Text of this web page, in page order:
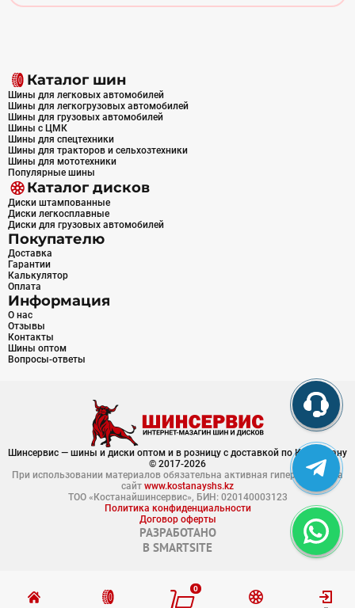
0
Каталог шин
Шины для легковых автомобилей
Шины для легкогрузовых автомобилей
Шины для грузовых автомобилей
Шины с ЦМК
Шины для спецтехники
Шины для тракторов и сельхозтехники
Шины для мототехники
Популярные шины
Каталог дисков
Диски штампованные
Диски легкосплавные
Диски для грузовых автомобилей
Покупателю
Доставка
Гарантии
Калькулятор
Оплата
Информация
О нас
Отзывы
Контакты
Шины оптом
Вопросы-ответы
Шинсервис — шины и диски оптом и в розницу с доставкой по Казахстану
© 2017-2026
При использовании материалов обязательна активная гиперссылка на
сайт www.kostanayshs.kz
ТОО «Костанайшинсервис», БИН: 020140003123
Политика конфиденциальности
Договор оферты
РАЗРАБОТАНО
В SMARTSITE